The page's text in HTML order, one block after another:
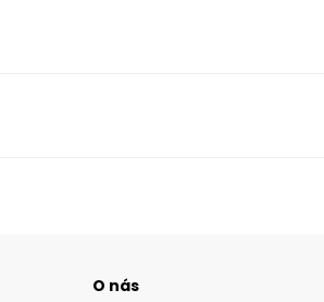
O nás